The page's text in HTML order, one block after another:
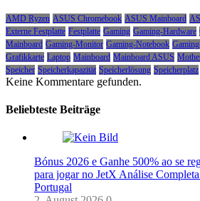
AMD Ryzen ASUS Chromebook ASUS Mainboard
Externe Festplatte Festplatte Gaming Gaming-Hardware
Mainboard Gaming-Monitor Gaming-Notebook
Grafikkarte Laptop Mainboard Mainboard ASUS
Speicher Speicherkapazität Speicherlösung Speicherplatz
Keine Kommentare gefunden.
Beliebteste Beiträge
Bónus 2026 e Ganhe 500% ao se
para jogar no JetX Análise
Portugal